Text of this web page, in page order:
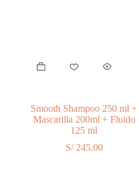
Smooth Shampoo 250 ml +
Mascarilla 200ml + Fluido
125 ml
S/245.00